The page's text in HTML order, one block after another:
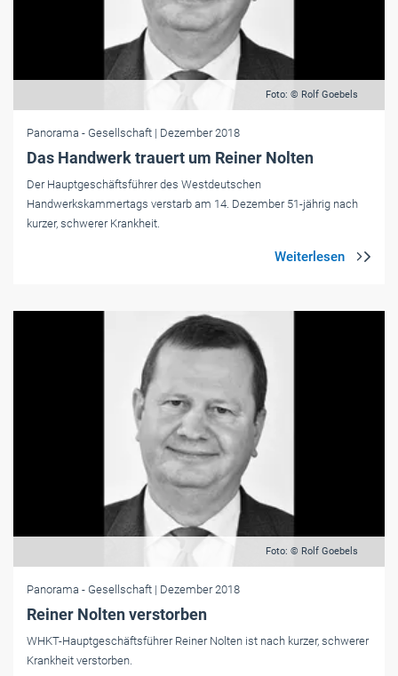
Foto: © Rolf Goebels
Panorama - Gesellschaft | Dezember 2018
Das Handwerk trauert um Reiner Nolten
Der Hauptgeschäftsführer des Westdeutschen
Handwerkskammertags verstarb am 14. Dezember 51-jährig nach
kurzer, schwerer Krankheit.
Foto: © Rolf Goebels
Panorama - Gesellschaft | Dezember 2018
Reiner Nolten verstorben
WHKT-Hauptgeschäftsführer Reiner Nolten ist nach kurzer, schwerer
Krankheit verstorben.